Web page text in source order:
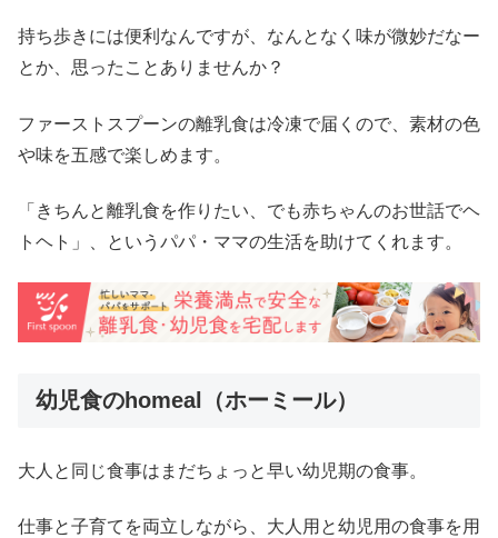
持ち歩きには便利なんですが、なんとなく味が微妙だなー
とか、思ったことありませんか？
ファーストスプーンの離乳食は冷凍で届くので、素材の色
や味を五感で楽しめます。
「きちんと離乳食を作りたい、でも赤ちゃんのお世話でヘ
トヘト」、というパパ・ママの生活を助けてくれます。
幼児食のhomeal（ホーミール）
大人と同じ食事はまだちょっと早い幼児期の食事。
仕事と子育てを両立しながら、大人用と幼児用の食事を用